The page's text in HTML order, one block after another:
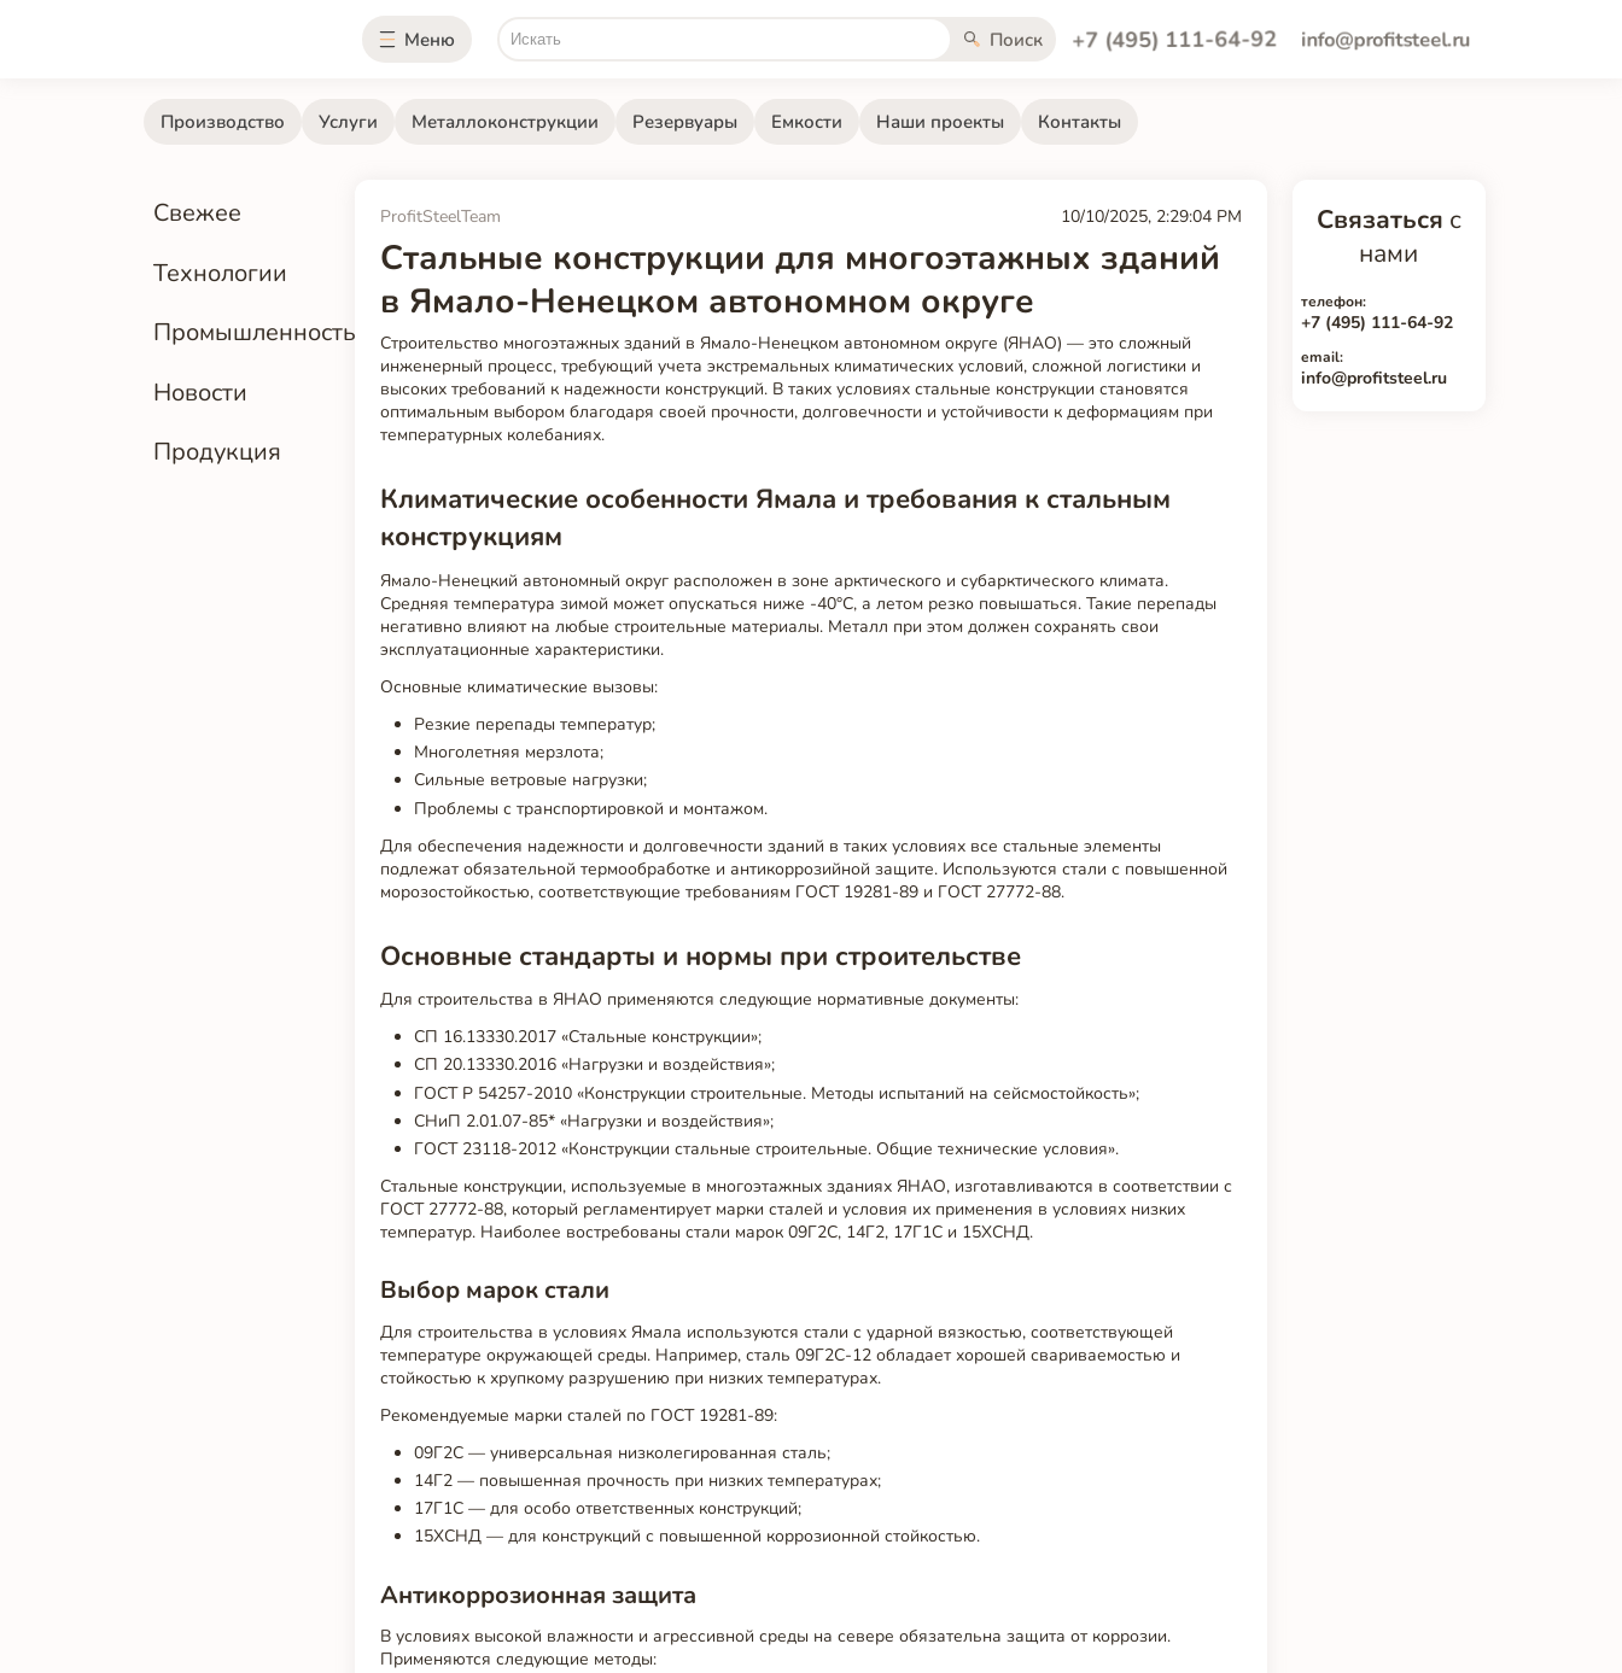
Меню Поиск +7 (495) 111-64-92 info@profitsteel.ru
Производство Услуги Металлоконструкции Резервуары Емкости Наши проекты Контакты
Свежее
Технологии
Промышленность
Новости
Продукция
ProfitSteelTeam 10/10/2025, 2:29:04 PM
Стальные конструкции для многоэтажных зданий
в Ямало-Ненецком автономном округе
Строительство многоэтажных зданий в Ямало-Ненецком автономном округе (ЯНАО) — это сложный
инженерный процесс, требующий учета экстремальных климатических условий, сложной логистики и
высоких требований к надежности конструкций. В таких условиях стальные конструкции становятся
оптимальным выбором благодаря своей прочности, долговечности и устойчивости к деформациям при
температурных колебаниях.
Климатические особенности Ямала и требования к стальным
конструкциям
Ямало-Ненецкий автономный округ расположен в зоне арктического и субарктического климата.
Средняя температура зимой может опускаться ниже -40°C, а летом резко повышаться. Такие перепады
негативно влияют на любые строительные материалы. Металл при этом должен сохранять свои
эксплуатационные характеристики.
Основные климатические вызовы:
Резкие перепады температур;
Многолетняя мерзлота;
Сильные ветровые нагрузки;
Проблемы с транспортировкой и монтажом.
Для обеспечения надежности и долговечности зданий в таких условиях все стальные элементы
подлежат обязательной термообработке и антикоррозийной защите. Используются стали с повышенной
морозостойкостью, соответствующие требованиям ГОСТ 19281-89 и ГОСТ 27772-88.
Основные стандарты и нормы при строительстве
Для строительства в ЯНАО применяются следующие нормативные документы:
СП 16.13330.2017 «Стальные конструкции»;
СП 20.13330.2016 «Нагрузки и воздействия»;
ГОСТ Р 54257-2010 «Конструкции строительные. Методы испытаний на сейсмостойкость»;
СНиП 2.01.07-85* «Нагрузки и воздействия»;
ГОСТ 23118-2012 «Конструкции стальные строительные. Общие технические условия».
Стальные конструкции, используемые в многоэтажных зданиях ЯНАО, изготавливаются в соответствии с
ГОСТ 27772-88, который регламентирует марки сталей и условия их применения в условиях низких
температур. Наиболее востребованы стали марок 09Г2С, 14Г2, 17Г1С и 15ХСНД.
Выбор марок стали
Для строительства в условиях Ямала используются стали с ударной вязкостью, соответствующей
температуре окружающей среды. Например, сталь 09Г2С-12 обладает хорошей свариваемостью и
стойкостью к хрупкому разрушению при низких температурах.
Рекомендуемые марки сталей по ГОСТ 19281-89:
09Г2С — универсальная низколегированная сталь;
14Г2 — повышенная прочность при низких температурах;
17Г1С — для особо ответственных конструкций;
15ХСНД — для конструкций с повышенной коррозионной стойкостью.
Антикоррозионная защита
В условиях высокой влажности и агрессивной среды на севере обязательна защита от коррозии.
Применяются следующие методы:
Связаться с
нами
телефон:
+7 (495) 111-64-92
email:
info@profitsteel.ru